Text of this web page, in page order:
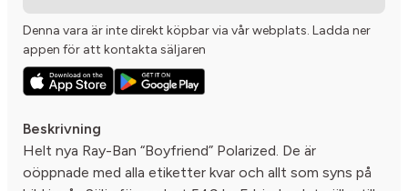
Denna vara är inte direkt köpbar via vår webplats. Ladda ner
appen för att kontakta säljaren
Beskrivning
Helt nya Ray-Ban “Boyfriend” Polarized. De är
oöppnade med alla etiketter kvar och allt som syns på